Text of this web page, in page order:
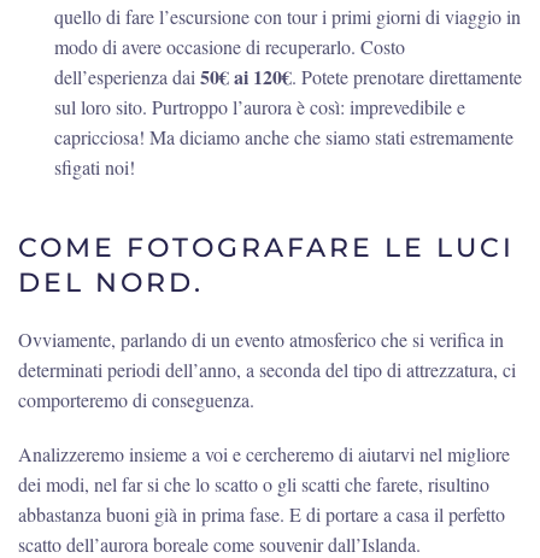
quello di fare l’escursione con tour i primi giorni di viaggio in
modo di avere occasione di recuperarlo. Costo
dell’esperienza dai 50€ ai 120€. Potete prenotare direttamente
sul loro sito. Purtroppo l’aurora è così: imprevedibile e
capricciosa! Ma diciamo anche che siamo stati estremamente
sfigati noi!
COME FOTOGRAFARE LE LUCI
DEL NORD.
Ovviamente, parlando di un evento atmosferico che si verifica in
determinati periodi dell’anno, a seconda del tipo di attrezzatura, ci
comporteremo di conseguenza.
Analizzeremo insieme a voi e cercheremo di aiutarvi nel migliore
dei modi, nel far si che lo scatto o gli scatti che farete, risultino
abbastanza buoni già in prima fase. E di portare a casa il perfetto
scatto dell’aurora boreale come souvenir dall’Islanda.